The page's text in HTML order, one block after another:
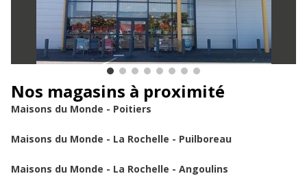
Nos magasins à proximité
Maisons du Monde - Poitiers
Maisons du Monde - La Rochelle - Puilboreau
Maisons du Monde - La Rochelle - Angoulins